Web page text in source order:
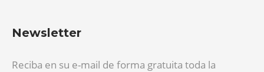
Newsletter
Reciba en su e-mail de forma gratuita toda la